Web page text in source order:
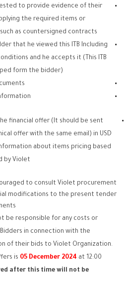
to provide evidence of their
the required items or
as countersigned contracts.
that he viewed this ITB Including
and he accepts it (This ITB
form the bidder).
financial offer (It should be sent
offer with the same email) in USD
about items pricing based
by Violet.
to consult Violet procurement
modifications to the present tender
be responsible for any costs or
in connection with the
of their bids to Violet Organization.
is 05 December 2024 at 12:00
after this time will not be